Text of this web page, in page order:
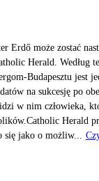
Erdő może zostać
Herald. Według
Budapesztu jest
na sukcesję po
w nim człowieka,
Herald
jako o możliw...